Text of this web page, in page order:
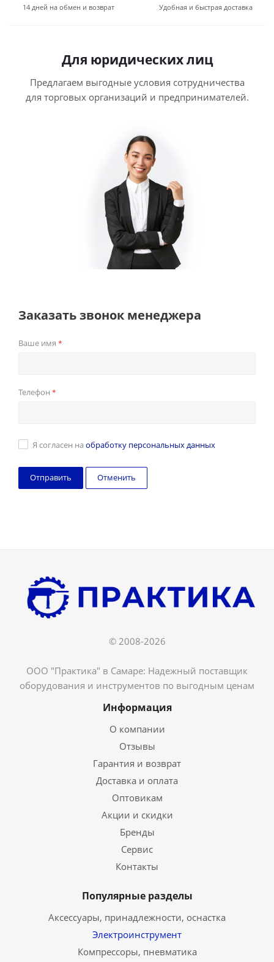
14 дней на обмен и возврат Удобная и быстрая доставка
Для юридических лиц
Предлагаем выгодные условия сотрудничества
для торговых организаций и предпринимателей.
Заказать звонок менеджера
Ваше имя *
Телефон *
Я согласен на обработку персональных данных
Отменить
© 2008-2026
ООО "Практика" в Самаре: Надежный поставщик
оборудования и инструментов по выгодным ценам
Информация
О компании
Отзывы
Гарантия и возврат
Доставка и оплата
Оптовикам
Акции и скидки
Бренды
Сервис
Контакты
Популярные разделы
Аксессуары, принадлежности, оснастка
Электроинструмент
Компрессоры, пневматика